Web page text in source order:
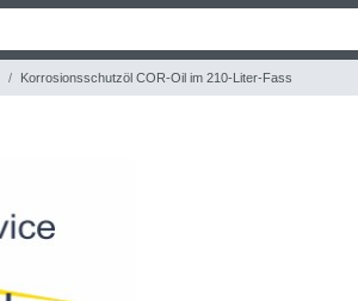
Korrosionsschutzöl COR-Oil im 210-Liter-Fass